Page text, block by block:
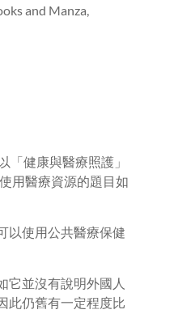
and Manza,
「健康與醫療照護」
用醫療資源的題目如
以使用公共醫療保健
它並沒有說明外國人
此仍舊有一定程度比